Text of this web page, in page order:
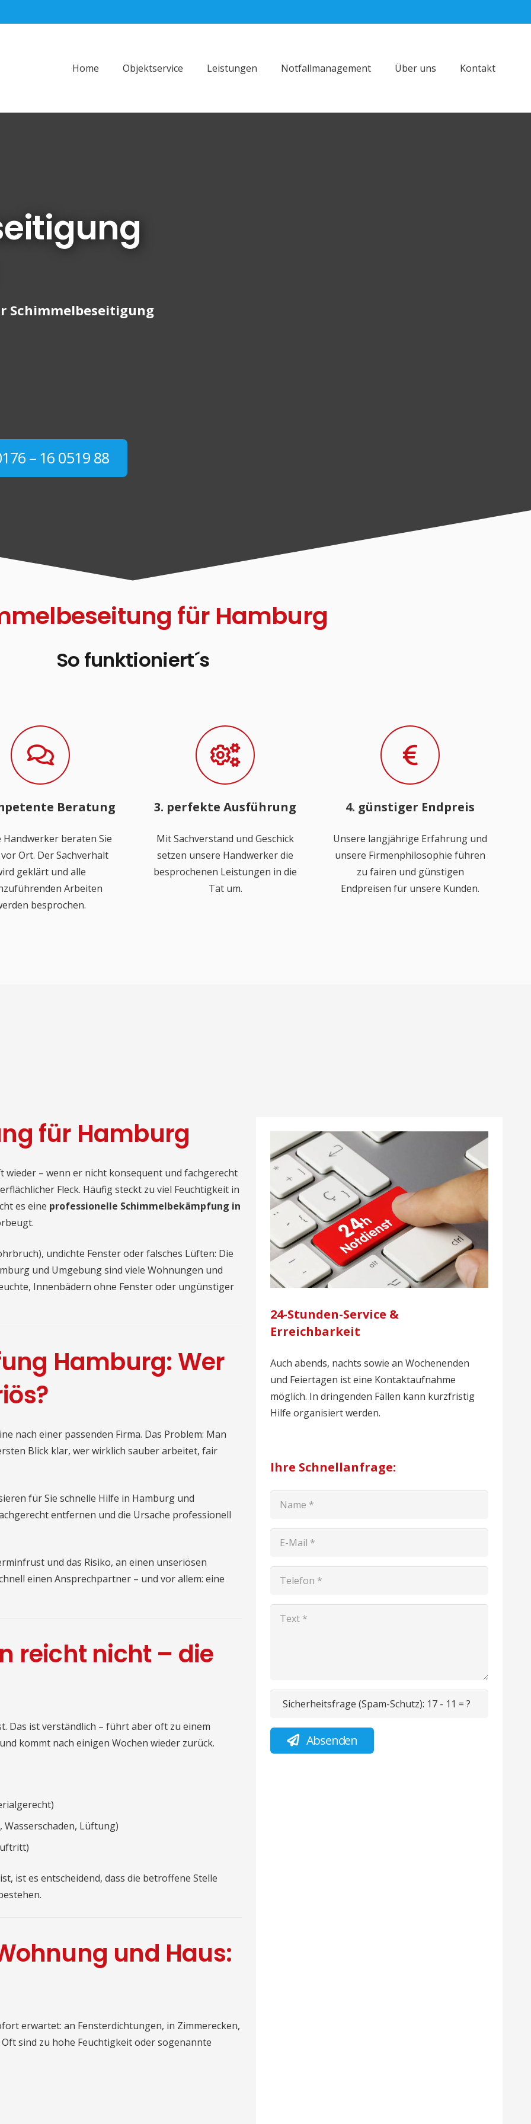
Home Objektservice Leistungen Notfallmanagement Über uns Kontakt
Schimmelbeseitigung
– 16 0519 88
für Hamburg
So funktioniert´s
Beratung
Handwerker beraten Sie
Ort. Der Sachverhalt
geklärt und alle
Arbeiten
besprochen.
3. perfekte Ausführung
Mit Sachverstand und Geschick
setzen unsere Handwerker die
besprochenen Leistungen in die
Tat um.
4. günstiger Endpreis
Unsere langjährige Erfahrung und
unsere Firmenphilosophie führen
zu fairen und günstigen
Endpreisen für unsere Kunden.
für Hamburg
wieder – wenn er nicht konsequent und fachgerecht
Fleck. Häufig steckt zu viel Feuchtigkeit in
es eine professionelle Schimmelbekämpfung in
undichte Fenster oder falsches Lüften: Die
und Umgebung sind viele Wohnungen und
Innenbädern ohne Fenster oder ungünstiger
Hamburg: Wer
nach einer passenden Firma. Das Problem: Man
Blick klar, wer wirklich sauber arbeitet, fair
für Sie schnelle Hilfe in Hamburg und
entfernen und die Ursache professionell
und das Risiko, an einen unseriösen
einen Ansprechpartner – und vor allem: eine
reicht nicht – die
Das ist verständlich – führt aber oft zu einem
kommt nach einigen Wochen wieder zurück.
Lüftung)
ist es entscheidend, dass die betroffene Stelle
und Haus:
erwartet: an Fensterdichtungen, in Zimmerecken,
sind zu hohe Feuchtigkeit oder sogenannte
24-Stunden-Service &
Erreichbarkeit
Auch abends, nachts sowie an Wochenenden
und Feiertagen ist eine Kontaktaufnahme
möglich. In dringenden Fällen kann kurzfristig
Hilfe organisiert werden.
Ihre Schnellanfrage:
Sicherheitsfrage (Spam-Schutz): 17 - 11 = ?
Absenden